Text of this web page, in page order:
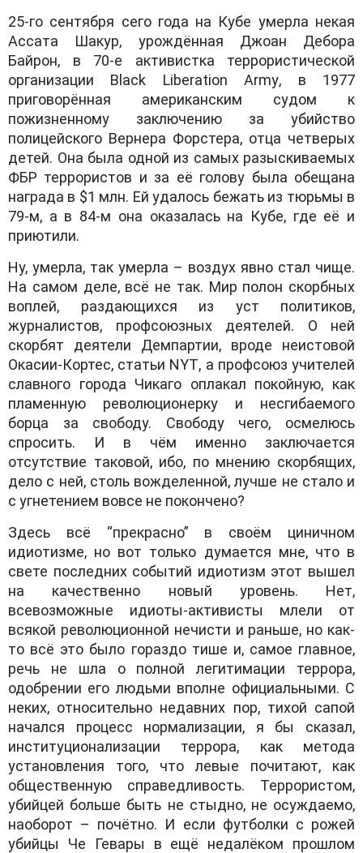
25-го сентября сего года на Кубе умерла некая
Ассата Шакур, урождённая Джоан Дебора
Байрон, в 70-е активистка террористической
организации Black Liberation Army, в 1977
приговорённая американским судом к
пожизненному заключению за убийство
полицейского Вернера Форстера, отца четверых
детей. Она была одной из самых разыскиваемых
ФБР террористов и за её голову была обещана
награда в $1 млн. Ей удалось бежать из тюрьмы в
79-м, а в 84-м она оказалась на Кубе, где её и
приютили.
Ну, умерла, так умерла – воздух явно стал чище.
На самом деле, всё не так. Мир полон скорбных
воплей, раздающихся из уст политиков,
журналистов, профсоюзных деятелей. О ней
скорбят деятели Демпартии, вроде неистовой
Окасии-Кортес, статьи NYT, а профсоюз учителей
славного города Чикаго оплакал покойную, как
пламенную революционерку и несгибаемого
борца за свободу. Свободу чего, осмелюсь
спросить. И в чём именно заключается
отсутствие таковой, ибо, по мнению скорбящих,
дело с ней, столь вожделенной, лучше не стало и
с угнетением вовсе не покончено?
Здесь всё “прекрасно” в своём циничном
идиотизме, но вот только думается мне, что в
свете последних событий идиотизм этот вышел
на качественно новый уровень. Нет,
всевозможные идиоты-активисты млели от
всякой революционной нечисти и раньше, но как-
то всё это было гораздо тише и, самое главное,
речь не шла о полной легитимации террора,
одобрении его людьми вполне официальными. С
неких, относительно недавних пор, тихой сапой
начался процесс нормализации, я бы сказал,
институционализации террора, как метода
установления того, что левые почитают, как
общественную справедливость. Террористом,
убийцей больше быть не стыдно, не осуждаемо,
наоборот – почётно. И если футболки с рожей
убийцы Че Гевары в ещё недалёком прошлом